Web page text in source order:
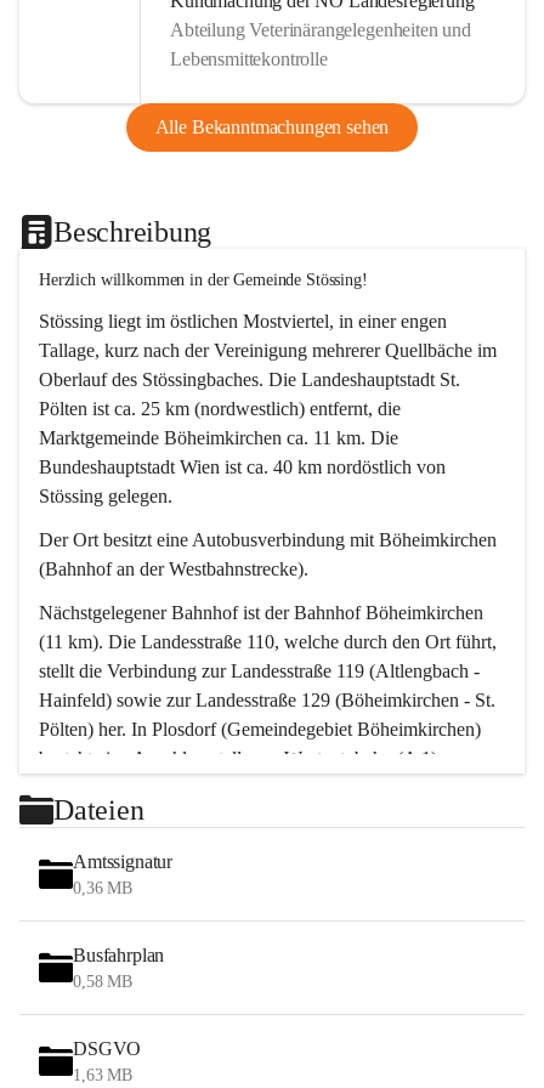
Abteilung Veterinärangelegenheiten und
Lebensmittekontrolle
Alle Bekanntmachungen sehen
Beschreibung
Herzlich willkommen in der Gemeinde Stössing!
Stössing liegt im östlichen Mostviertel, in einer engen
Tallage, kurz nach der Vereinigung mehrerer Quellbäche im
Oberlauf des Stössingbaches. Die Landeshauptstadt St.
Pölten ist ca. 25 km (nordwestlich) entfernt, die
Marktgemeinde Böheimkirchen ca. 11 km. Die
Bundeshauptstadt Wien ist ca. 40 km nordöstlich von
Stössing gelegen.
Der Ort besitzt eine Autobusverbindung mit Böheimkirchen
(Bahnhof an der Westbahnstrecke).
Nächstgelegener Bahnhof ist der Bahnhof Böheimkirchen
(11 km). Die Landesstraße 110, welche durch den Ort führt,
stellt die Verbindung zur Landesstraße 119 (Altlengbach -
Hainfeld) sowie zur Landesstraße 129 (Böheimkirchen - St.
Pölten) her. In Plosdorf (Gemeindegebiet Böheimkirchen)
besteht eine Anschlussstelle zur Westautobahn (A 1).
Wien erreicht man in ca. 45 Minuten.
Stössing zählt noch zum Naherholungsraum Wien sowie
zum Naherholungsraum St. Pölten. Viele Bauernhöfe hatten
„ihre Wiener“. Seit 1960 bauten viele Wiener
Wochenendhäuser im Gemeindegebiet. Wegen des
waldreichen Jagdgebietes haben viele Jagdpächter ihre
Das Wandern ist aus touristischer Sicht die bedeutendste
Tätigkeit. Das hügelige Gebiet mit Wanderwegen durch
Dateien
Amtssignatur
0,36 MB
Busfahrplan
0,58 MB
DSGVO
1,63 MB